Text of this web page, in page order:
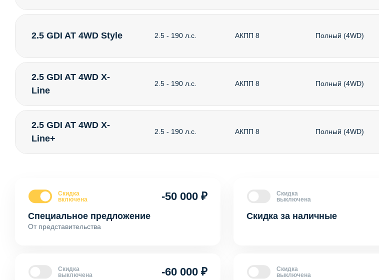
2.5 GDI AT 4WD Style 2.5 - 190 л.с. АКПП 8 Полный (4WD)
2.5 GDI AT 4WD X-
Line
2.5 - 190 л.с. АКПП 8 Полный (4WD)
2.5 GDI AT 4WD X-
Line+
2.5 - 190 л.с. АКПП 8 Полный (4WD)
Скидка
включена
-50 000 ₽
Специальное предложение
От представительства
Скидка
выключена
Скидка за наличные
Скидка
выключена
-60 000 ₽
Скидка
выключена